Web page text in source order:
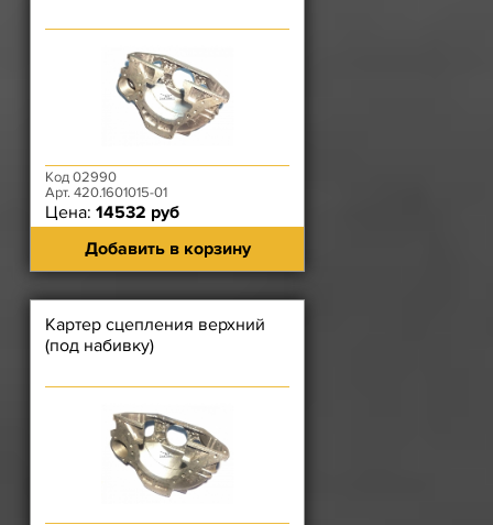
Код 02990
Арт. 420.1601015-01
Цена: 14532 руб
Добавить в корзину
Картер сцепления верхний
(под набивку)